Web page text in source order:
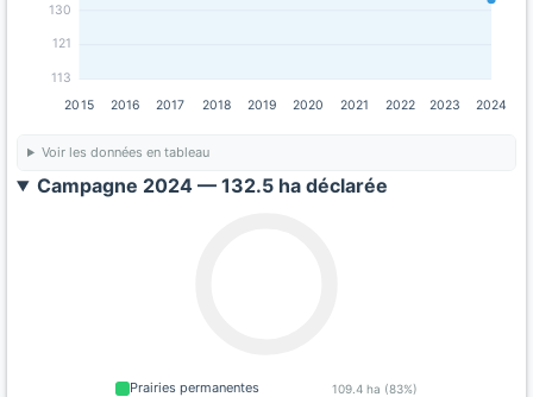
113
121
130
2015 2016 2017 2018 2019 2020 2021 2022 2023 2024
Voir les données en tableau
Campagne 2024 — 132.5 ha déclarée
Prairies permanentes 109.4 ha (83%)